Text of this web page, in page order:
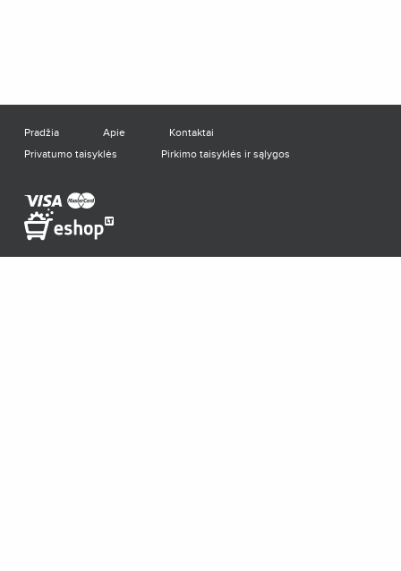
Pradžia Apie
Kontaktai
Privatumo taisyklės
Pirkimo taisyklės ir sąlygos